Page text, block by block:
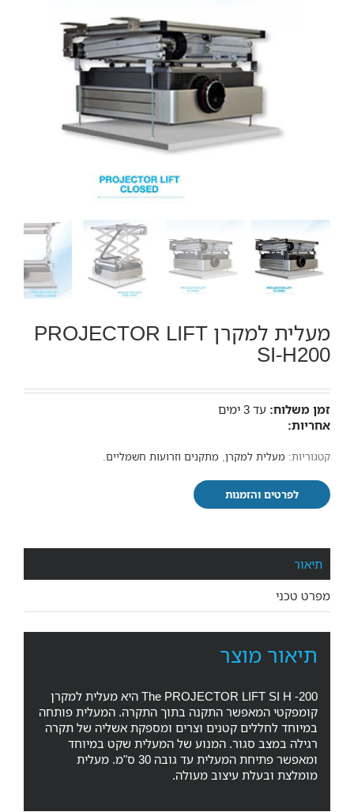
מעלית למקרן PROJECTOR LIFT
SI-H200
זמן משלוח: עד 3 ימים
אחריות:
קטגוריות: מעלית למקרן, מתקנים וזרועות חשמליים.
לפרטים והזמנות
תיאור
מפרט טכני
תיאור מוצר
The PROJECTOR LIFT SI H -200 היא מעלית למקרן
קומפקטי המאפשר התקנה בתוך התקרה. המעלית פותחה
במיוחד לחללים קטנים וצרים ומספקת אשליה של תקרה
רגילה במצב סגור. המנוע של המעלית שקט במיוחד
ומאפשר פתיחת המעלית עד גובה 30 ס"מ. מעלית
מומלצת ובעלת עיצוב מעולה.